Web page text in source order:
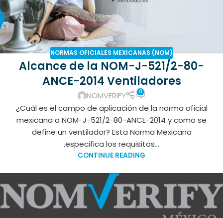
NORMAS OFICIALES MEXICANAS (NOM)
Alcance de la NOM-J-521/2-80-
ANCE-2014 Ventiladores
NOMVERIFY 0
¿Cuál es el campo de aplicación de la norma oficial
mexicana a NOM-J-521/2-80-ANCE-2014 y como se
define un ventilador? Esta Norma Mexicana
,especifica los requisitos...
CONTINUE READING